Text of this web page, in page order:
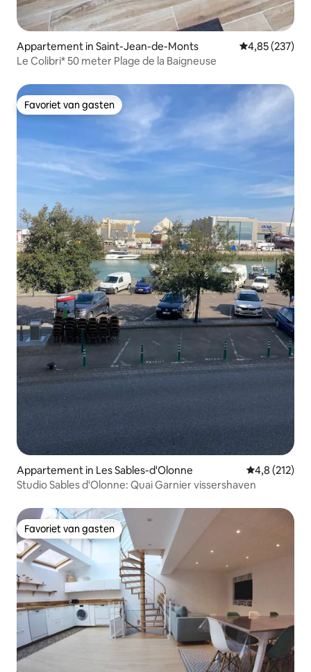
Appartement in Saint-Jean-de-Monts Gemiddelde
4,85 (237)
Le Colibri* 50 meter Plage de la Baigneuse
Favoriet van gasten
Favoriet van gasten
Appartement in Les Sables-d'Olonne Gemiddelde
4,8 (212)
Studio Sables d'Olonne: Quai Garnier vissershaven
Favoriet van gasten
Favoriet van gasten